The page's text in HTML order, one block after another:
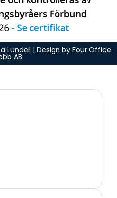
Lundell | Design by Four Office
AB